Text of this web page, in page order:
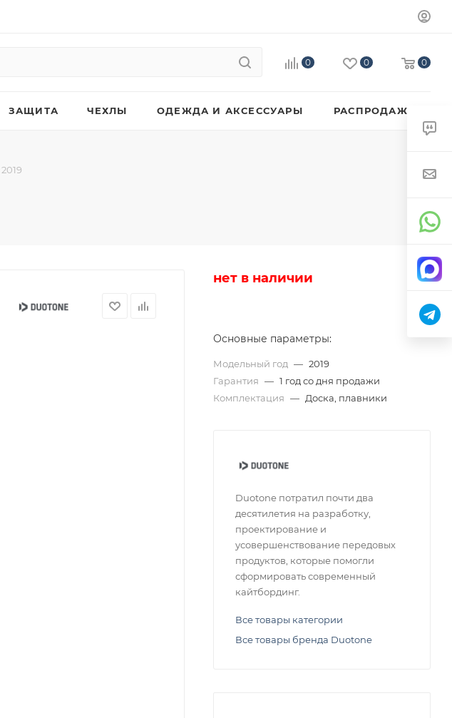
0 0 0
ЗАЩИТА ЧЕХЛЫ ОДЕЖДА И АКСЕССУАРЫ РАСПРОДАЖА
нет в наличии
Основные параметры:
Модельный год — 2019
Гарантия — 1 год со дня продажи
Комплектация — Доска, плавники
Duotone потратил почти два
десятилетия на разработку,
проектирование и
усовершенствование передовых
продуктов, которые помогли
сформировать современный
кайтбординг.
Все товары категории
Все товары бренда Duotone